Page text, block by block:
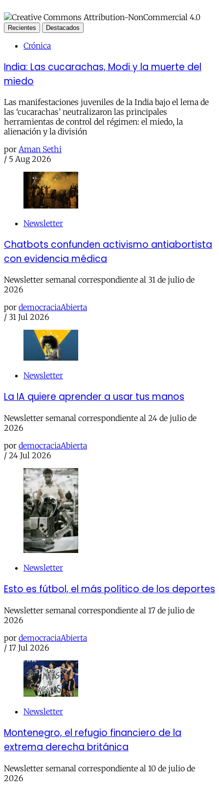
Recientes Destacados
Crónica
India: Las cucarachas, Modi y la muerte del
miedo
Las manifestaciones juveniles de la India bajo el lema de
las ‘cucarachas’ neutralizaron las principales
herramientas de control del régimen: el miedo, la
alienación y la división
por Aman Sethi
/ 5 Aug 2026
Newsletter
Chatbots confunden activismo antiabortista
con evidencia médica
Newsletter semanal correspondiente al 31 de julio de
2026
por democraciaAbierta
/ 31 Jul 2026
Newsletter
La IA quiere aprender a usar tus manos
Newsletter semanal correspondiente al 24 de julio de
2026
por democraciaAbierta
/ 24 Jul 2026
Newsletter
Esto es fútbol, el más político de los deportes
Newsletter semanal correspondiente al 17 de julio de
2026
por democraciaAbierta
/ 17 Jul 2026
Newsletter
Montenegro, el refugio financiero de la
extrema derecha británica
Newsletter semanal correspondiente al 10 de julio de
2026